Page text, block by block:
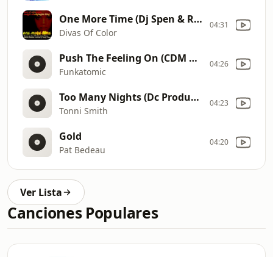
One More Time (Dj Spen & Reelsoul Remix & CDM Edit)
Divas Of Color
04:31
Push The Feeling On (CDM Edit)
Funkatomic
04:26
Too Many Nights (Dc Productions Remix & CDM Edit)
Tonni Smith
04:23
Gold
Pat Bedeau
04:20
Ver Lista
Canciones Populares